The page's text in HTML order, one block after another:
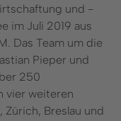
und -
im Juli 2019 aus
Das Team um die
Pieper und
250
vier weiteren
Breslau und